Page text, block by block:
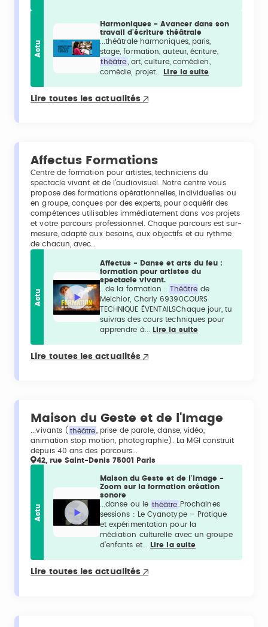
Actu
Harmoniques - Avancer dans son
travail d'écriture théâtrale
...théâtrale harmoniques, paris,
stage, formation, auteur, écriture,
théâtre
, art, culture, comédien,
comédie, projet...
Lire la suite
Lire toutes les actualités
Affectus Formations
Centre de formation pour artistes, techniciens du
spectacle vivant et de l’audiovisuel. Notre centre vous
propose des formations opérationnelles, individuelles ou
en groupe, conçues par des experts, pour acquérir des
compétences utilisables immédiatement dans vos projets
et votre parcours professionnel. Chaque parcours est sur-
mesure, adapté aux besoins, aux objectifs et au rythme
de chacun, avec…
Actu
Affectus - Danse et arts du feu :
formation pour artistes du
spectacle vivant.
...de la formation : Théâtre de
Melchior, Charly 69390COURS
TECHNIQUE ÉVENTAILSChaque jour, tu
suivras des cours techniques pour
apprendre à...
Lire la suite
Lire toutes les actualités
Maison du Geste et de l'Image
...vivants ( théâtre, prise de parole, danse, vidéo,
animation stop motion, photographie). La MGI construit
depuis 40 ans des parcours...
42, rue Saint-Denis 75001 Paris
Actu
Maison du Geste et de l'Image -
Zoom sur la formation création
sonore
...danse ou le théâtre.Prochaines
sessions : Le Cyanotype – Pratique
et expérimentation pour la
médiation culturelle avec un groupe
d’enfants et...
Lire la suite
Lire toutes les actualités